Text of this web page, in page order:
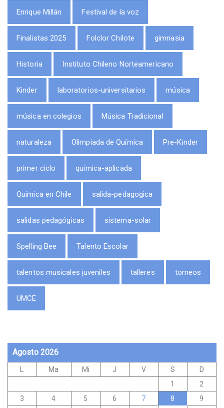
Enrique Millán Festival de la voz
Finalistas 2025 Folclor Chilote gimnasia
Historia Instituto Chileno Norteamericano
Kinder laboratorios-universitarios música
música en colegios Música Tradicional
naturaleza Olimpiada de Química Pre-Kinder
primer ciclo quimica-aplicada
Química en Chile salida-pedagogica
salidas pedagógicas sistema-solar
Spelling Bee Talento Escolar
talentos musicales juveniles talleres torneos
UMCE
Agosto 2026
Ma Mi J V S
D
1
2
3
4 5 6 7 8
9